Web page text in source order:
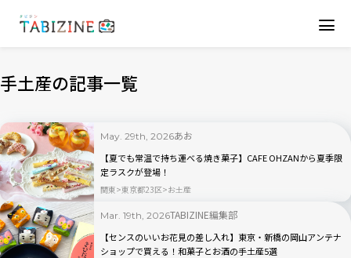
手土産の記事一覧
May. 29th, 2026あお
【夏でも常温で持ち運べる焼き菓子】CAFE OHZANから夏季限
定ラスクが登場！
関東 東京都23区 お土産
Mar. 19th, 2026TABIZINE編集部
【センスのいいお花見の差し入れ】東京・新橋の岡山アンテナ
ショップで買える！和菓子とお酒の手土産5選